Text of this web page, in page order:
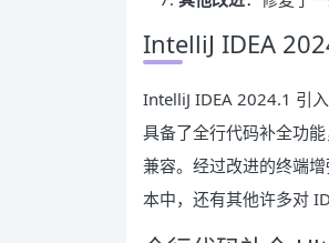
IntelliJ IDEA
IntelliJ IDEA 2024.1 引
具备了全行代码补全功
兼容。经过改进的终端
本中，还有其他许多对